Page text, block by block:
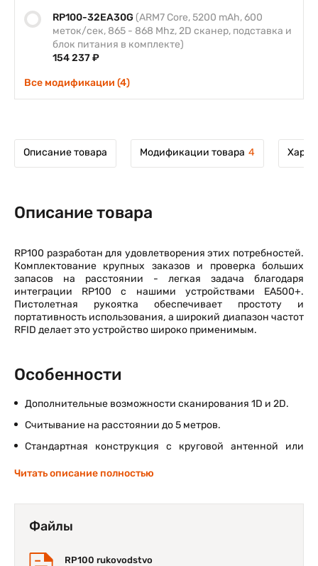
RP100-32EA30G (ARM7 Core, 5200 mAh, 600
меток/сек, 865 - 868 Mhz, 2D сканер, подставка и
блок питания в комплекте)
154 237 ₽
Все модификации (4)
Описание товара Модификации товара 4
Описание товара
RP100 разработан для удовлетворения этих потребностей.
Комплектование крупных заказов и проверка больших
запасов на расстоянии - легкая задача благодаря
интеграции RP100 с нашими устройствами EA500+.
Пистолетная рукоятка обеспечивает простоту и
портативность использования, а широкий диапазон частот
RFID делает это устройство широко применимым.
Особенности
Дополнительные возможности сканирования 1D и 2D.
Считывание на расстоянии до 5 метров.
Стандартная конструкция с круговой антенной или
До 600 меток в секунду.
Регулируемая выходная мощность антенны для
использовании.
Читать описание полностью
Файлы
RP100 rukovodstvo